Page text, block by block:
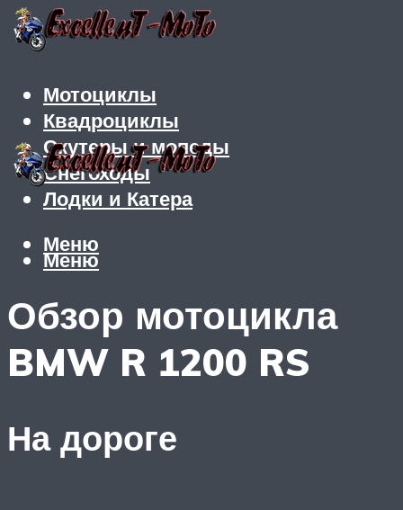
Мотоциклы
Квадроциклы
Скутеры и мопеды
Снегоходы
Лодки и Катера
Меню
Меню
Обзор мотоцикла
BMW R 1200 RS
На дороге